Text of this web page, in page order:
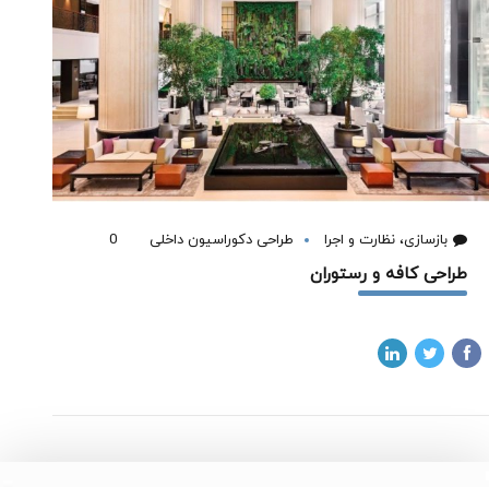
بازسازی، نظارت و اجرا طراحی دکوراسیون داخلی 0
طراحی کافه و رستوران